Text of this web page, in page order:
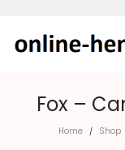
Fox –
Home / Shop